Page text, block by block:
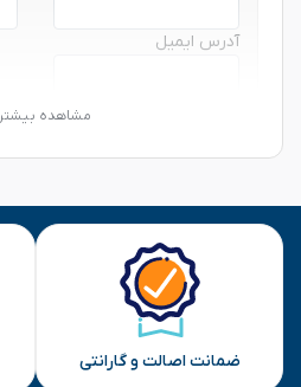
آدرس ایمیل
★
ارسال
مشاهده بیشتر
ضمانت اصالت و گارانتی